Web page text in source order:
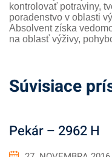
kontrolovať potraviny,
poradenstvo v oblasti
Absolvent získa
na oblasť výživy,
Súvisiace
Pekár – 2962 H